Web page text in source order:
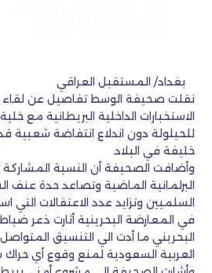
بغداد/ المستقبل العراقي
نقلت صحيفة الوسط تفاصيل عن لقاء
الاستخبارات الداخلية البريطانية مع خلية
للحيلولة دون اندلاع انتفاضة
خليفة في البلاد.
وأضافت الصحيفة أن النسبة المشاركة
البرلمانية الماضية وتصاعد حدة
السلميين وتزايد عدد الاعتقالات
في المعارضة البحرينية أثارت ذعر
البحريني ما أدت الي التنسيق
العربية السعودية لمنع وقوع أي